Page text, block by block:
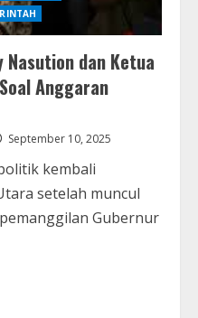
Nasution dan Ketua
Anggaran
September 10, 2025
kembali
setelah muncul
Gubernur